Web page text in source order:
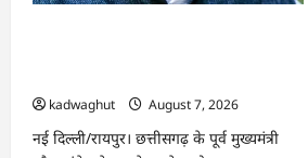
kadwaghut
August 7, 2026
नई दिल्ली/रायपुर। छत्तीसगढ़ के पूर्व मुख्यमंत्री